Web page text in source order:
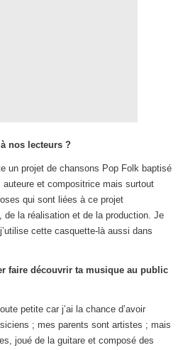
nos lecteurs ?
un projet de chansons Pop Folk baptisé
et compositrice mais surtout
qui sont liées à ce projet
de la réalisation et de la production. Je
cette casquette-là aussi dans
faire découvrir ta musique au public
petite car j’ai la chance d’avoir
; mes parents sont artistes ; mais
joué de la guitare et composé des